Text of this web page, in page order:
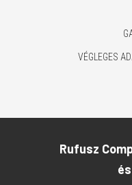
VÉGLEGES
Rufusz